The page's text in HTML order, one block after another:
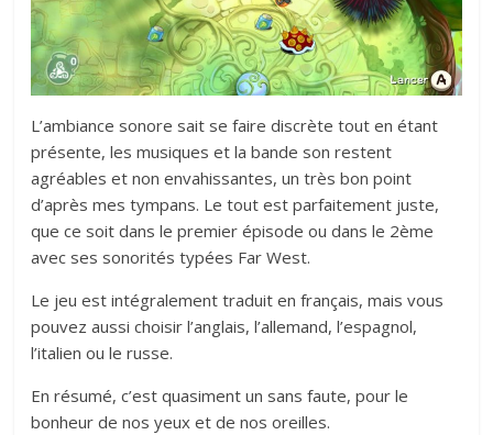
L’ambiance sonore sait se faire discrète tout en étant
présente, les musiques et la bande son restent
agréables et non envahissantes, un très bon point
d’après mes tympans. Le tout est parfaitement juste,
que ce soit dans le premier épisode ou dans le 2ème
avec ses sonorités typées Far West.
Le jeu est intégralement traduit en français, mais vous
pouvez aussi choisir l’anglais, l’allemand, l’espagnol,
l’italien ou le russe.
En résumé, c’est quasiment un sans faute, pour le
bonheur de nos yeux et de nos oreilles.